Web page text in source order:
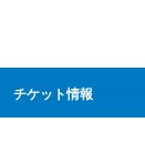
チケット情報